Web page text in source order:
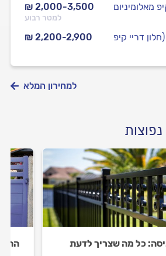
₪ 2,000-3,500
למטר רבוע
מאלומיניום
₪ 2,200-2,900
דריי קיפ
למחירון המלא
כל מה שצריך לדעת